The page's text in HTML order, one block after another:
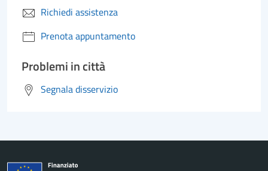
Richiedi assistenza
Prenota appuntamento
Problemi in città
Segnala disservizio